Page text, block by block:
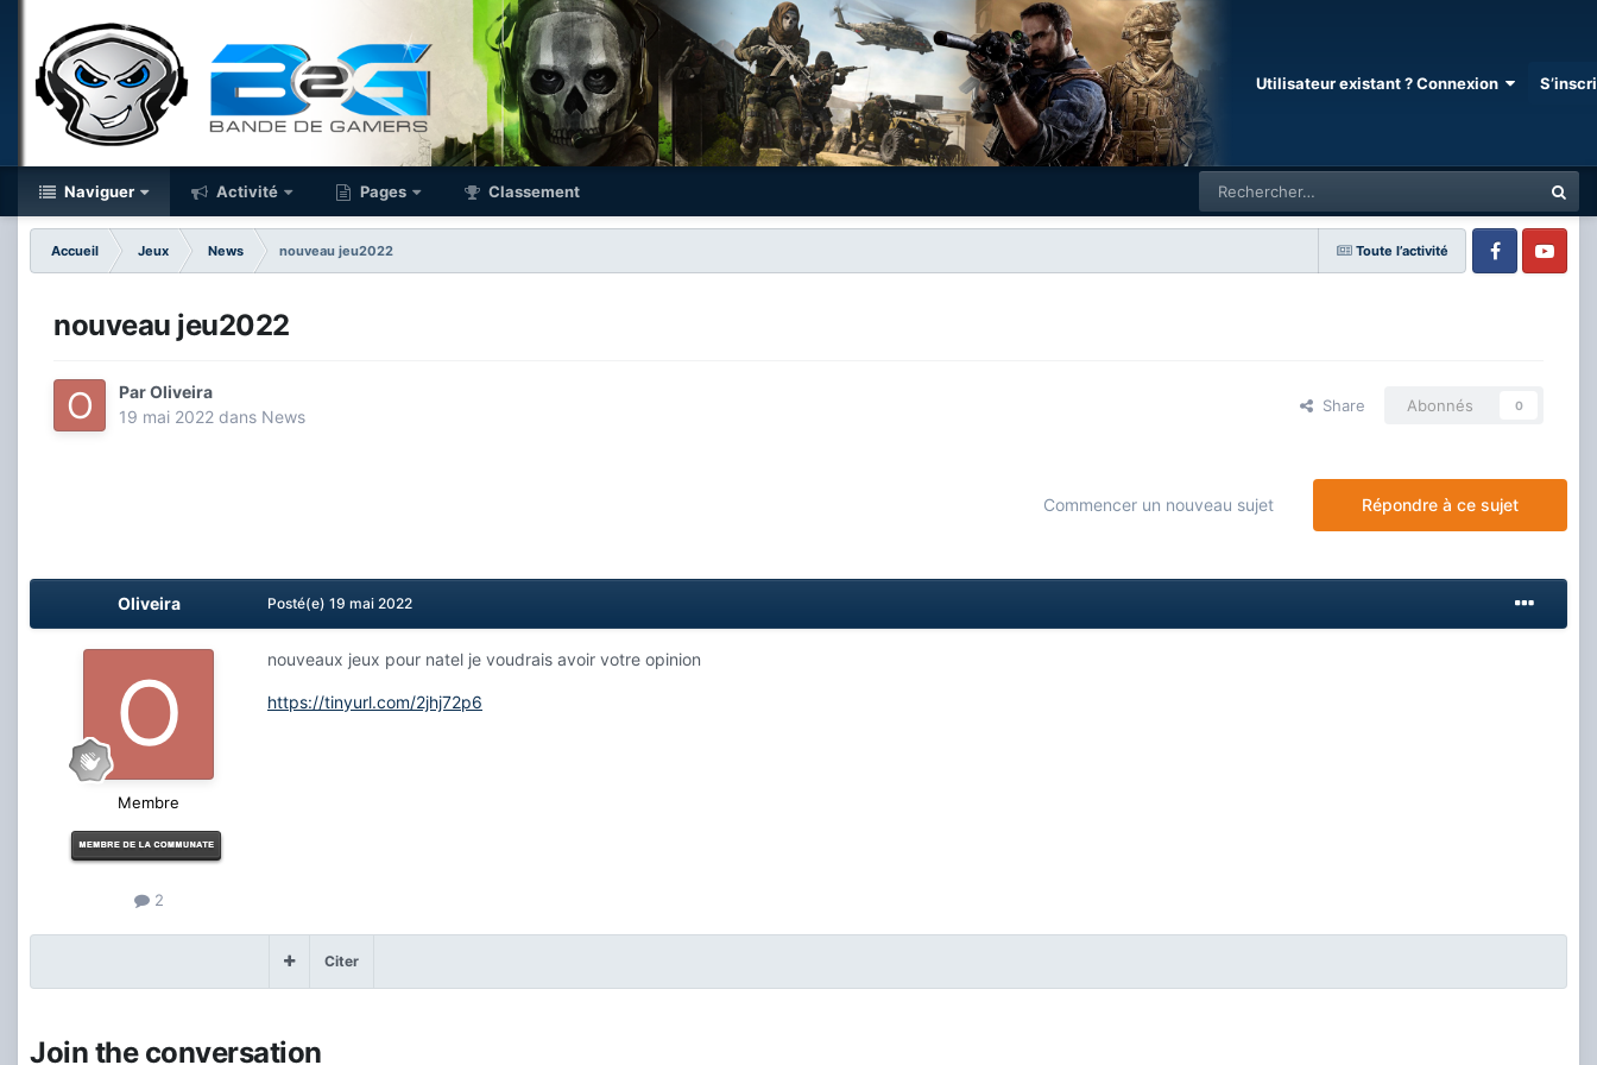
Utilisateur existant ? Connexion
Naviguer Activité Pages Classement
Toute l’activité
Accueil Jeux News
nouveau jeu2022
FacebookYoutube
nouveau jeu2022
ParOliveira
19 mai 2022 dans News
Share Abonnés 0
Répondre à ce sujet
Commencer un nouveau sujet
Oliveira
Membre
2
Posté(e) 19 mai 2022
nouveaux jeux pour natel je voudrais avoir votre opinion
https://tinyurl.com/2jhj72p6
Citer
Join the conversation